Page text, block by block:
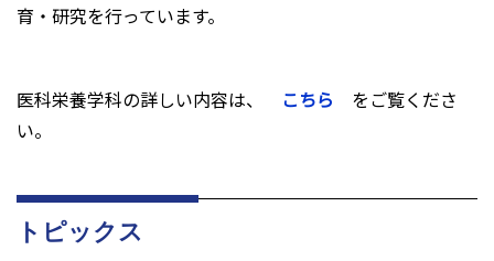
育・研究を行っています。
医科栄養学科の詳しい内容は、 こちら
をご覧くださ
い。
トピックス